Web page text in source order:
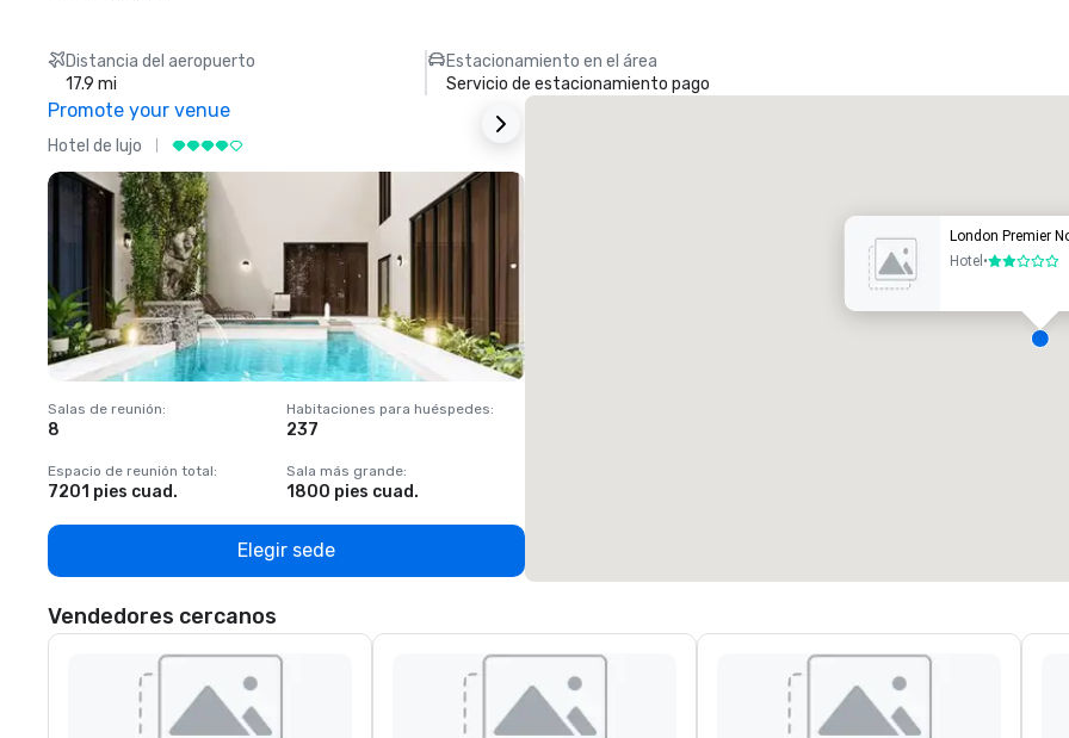
Distancia del aeropuerto
17.9 mi
Estacionamiento en el área
Servicio de estacionamiento pago
Promote your venue
Hotel de lujo
Salas de reunión:
8
Habitaciones para huéspedes:
237
Espacio de reunión total:
7201 pies cuad.
Sala más grande:
1800 pies cuad.
Elegir sede
London Premier
Hotel •2 de 5
Vendedores cercanos